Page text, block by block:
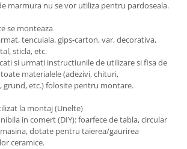
marmura nu se vor utiliza pentru pardoseala.
se monteaza
tencuiala, gips-carton, var, decorativa,
sticla, etc.
si urmati instructiunile de utilizare si fisa de
materialele (adezivi, chituri,
grund, etc.) folosite pentru montare.
la montaj (Unelte)
in comert (DIY): foarfece de tabla, circular
dotate pentru taierea/gaurirea
ceramice.